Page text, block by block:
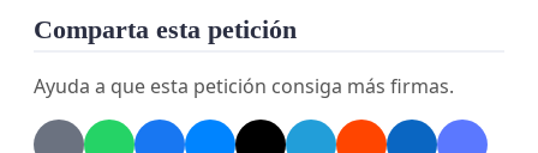
Comparta esta petición
Ayuda a que esta petición consiga más firmas.